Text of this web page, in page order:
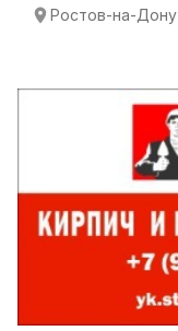
Ростов-на-Дону